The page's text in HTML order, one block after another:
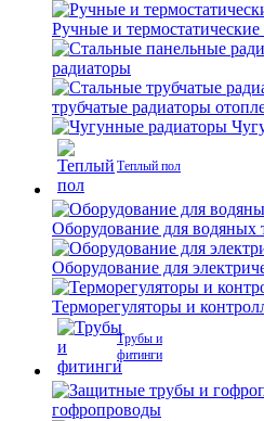
Ручные и
радиаторы
трубчатые радиаторы
Теплый пол
Оборудование для водяных
Оборудование для
Терморегуляторы и
Трубы и
фитинги
гофропроводы